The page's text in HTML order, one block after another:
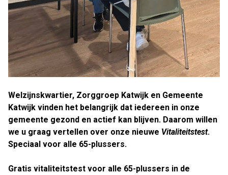
Welzijnskwartier, Zorggroep Katwijk en Gemeente
Katwijk vinden het belangrijk dat iedereen in onze
gemeente gezond en actief kan blijven. Daarom willen
we u graag vertellen over onze nieuwe Vitaliteitstest.
Speciaal voor alle 65-plussers.
Gratis vitaliteitstest voor alle 65-plussers in de